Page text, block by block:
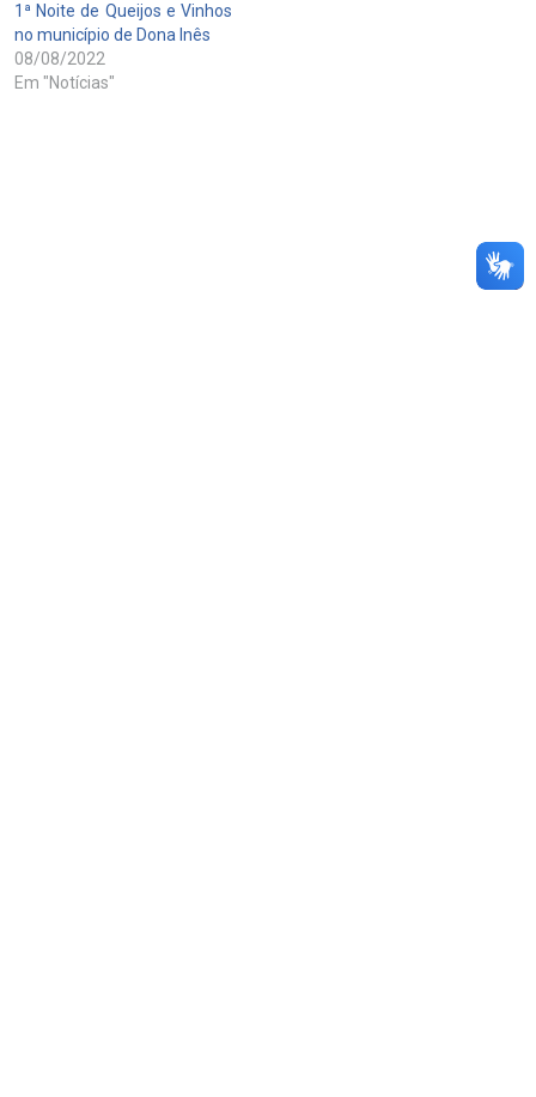
1ª Noite de Queijos e Vinhos
no município de Dona Inês
08/08/2022
Em "Notícias"